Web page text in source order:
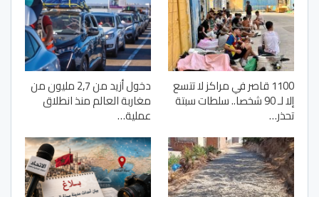
1100 قاصر في مراكز لا تتسع
إلا لـ 90 شخصا.. سلطات سبتة
تحذر…
دخول أزيد من 2,7 مليون من
مغاربة العالم منذ انطلاق
عملية…